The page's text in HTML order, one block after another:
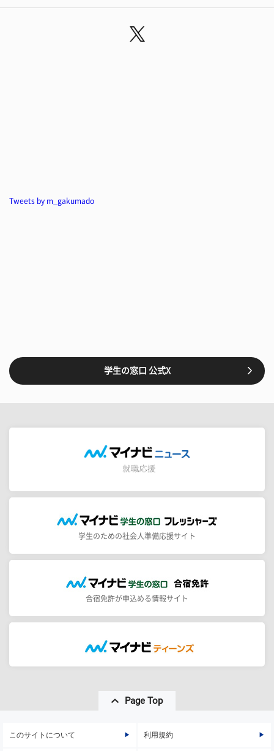
Tweets by m_gakumado
学生の窓口 公式X
学生のための社会人準備応援サイト
合宿免許が申込める情報サイト
Page Top
このサイトについて 利用規約